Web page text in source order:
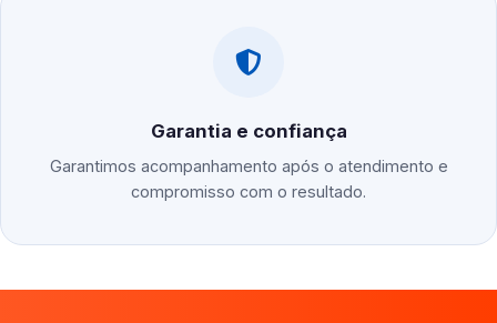
Garantia e confiança
Garantimos acompanhamento após o atendimento e
compromisso com o resultado.